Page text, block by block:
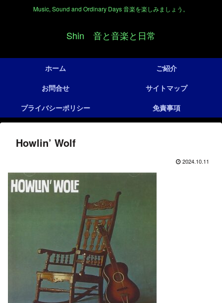
Music, Sound and Ordinary Days 音楽を楽しみましょう。
Shin 音と音楽と日常
ホーム
ご紹介
お問合せ
サイトマップ
プライバシーポリシー
免責事項
Howlin’ Wolf
2024.10.11